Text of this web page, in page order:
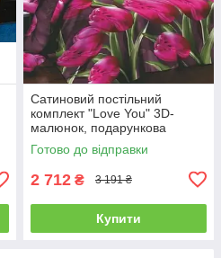
Сатиновий постільний
комплект "Love You" 3D-
малюнок, подарункова
упаковка полуторний
Готово до відправки
2 712 ₴ 3 191 ₴
Купити